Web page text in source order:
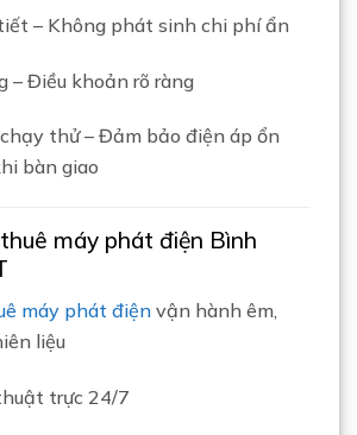
– Không phát sinh chi phí ẩn
– Điều khoản rõ ràng
thử – Đảm bảo điện áp ổn
bàn giao
máy phát điện Bình
máy phát điệnvận hành êm,
liệu
trực 24/7